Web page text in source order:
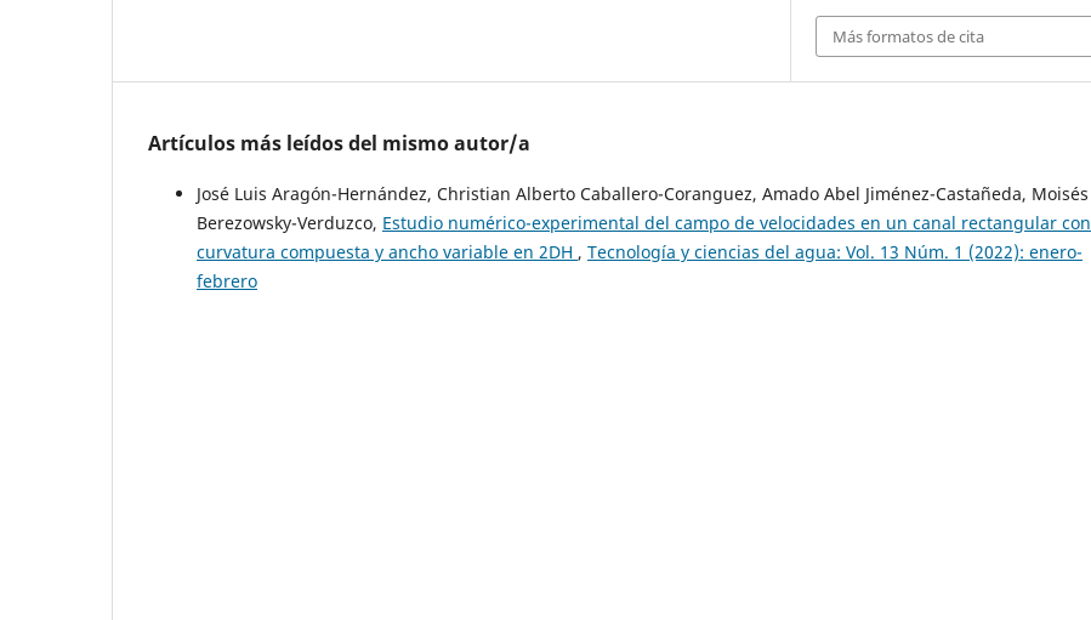
Más formatos de cita
Artículos más leídos del mismo autor/a
José Luis Aragón-Hernández, Christian Alberto Caballero-Coranguez, Amado Abel Jiménez-Castañeda, Moisés
Berezowsky-Verduzco, Estudio numérico-experimental del campo de velocidades en un canal rectangular con
curvatura compuesta y ancho variable en 2DH , Tecnología y ciencias del agua: Vol. 13 Núm. 1 (2022): enero-
febrero